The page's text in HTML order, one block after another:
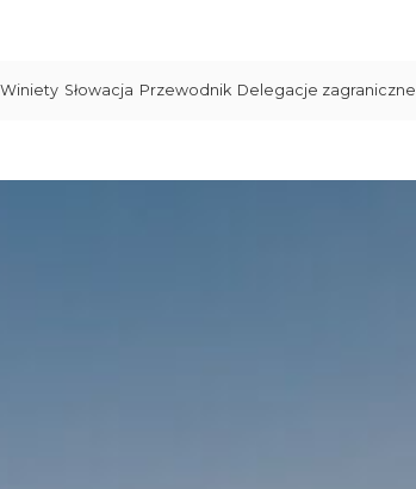
Winiety Słowacja Przewodnik Delegacje zagraniczne